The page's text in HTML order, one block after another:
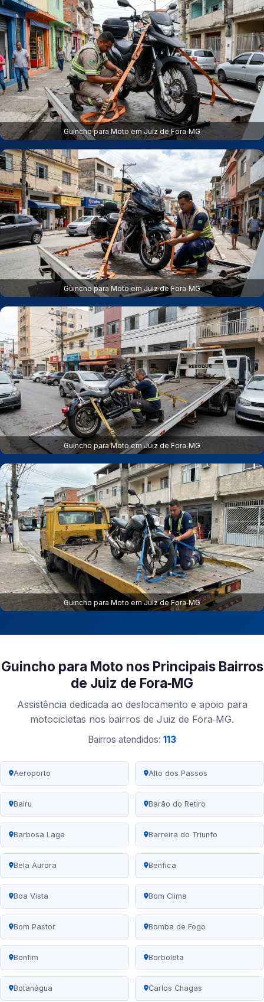
Guincho para Moto em Juiz de Fora‑MG
Guincho para Moto em Juiz de Fora‑MG
Guincho para Moto em Juiz de Fora‑MG
Guincho para Moto em Juiz de Fora‑MG
Guincho para Moto nos Principais Bairros
de Juiz de Fora‑MG
Assistência dedicada ao deslocamento e apoio para
motocicletas nos bairros de Juiz de Fora‑MG.
Bairros atendidos: 113
Aeroporto Alto dos Passos
Bairu Barão do Retiro
Barbosa Lage Barreira do Triunfo
Bela Aurora Benfica
Boa Vista Bom Clima
Bom Pastor Bomba de Fogo
Bonfim Borboleta
Botanágua Carlos Chagas